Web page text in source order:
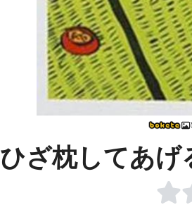
ひざ枕してあげ